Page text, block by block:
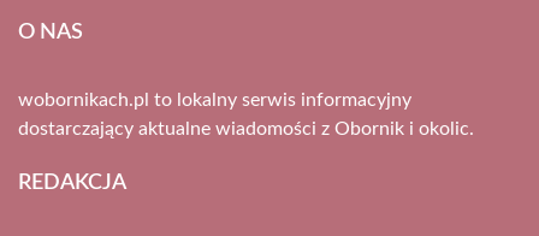
O NAS
wobornikach.pl to lokalny serwis informacyjny
dostarczający aktualne wiadomości z Obornik i okolic.
REDAKCJA